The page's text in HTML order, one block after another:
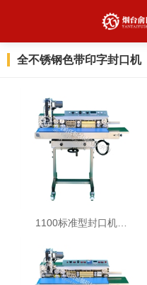
全不锈钢色带印字封口机
1100标准型封口机…